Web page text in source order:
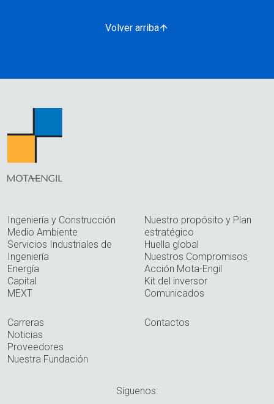
Volver arriba
Ingeniería y Construcción
Medio Ambiente
Servicios Industriales de
Ingeniería
Energía
Capital
MEXT
Nuestro propósito y Plan
estratégico
Huella global
Nuestros Compromisos
Acción Mota-Engil
Kit del inversor
Comunicados
Carreras
Noticias
Proveedores
Nuestra Fundación
Contactos
Síguenos: